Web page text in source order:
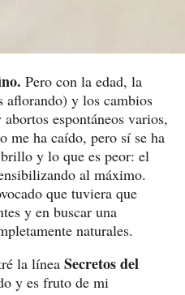
Pero con la edad, la
aflorando) y los cambios
espontáneos varios,
me ha caído, pero sí se ha
y lo que es peor: el
al máximo.
que tuviera que
y en buscar una
naturales.
la línea Secretos del
y es fruto de mi